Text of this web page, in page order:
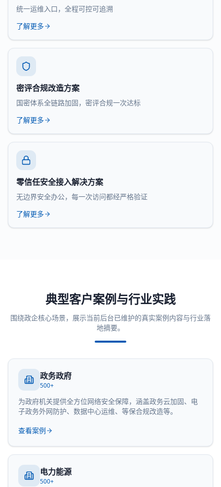
统一运维入口，全程可控可追溯
了解更多
密评合规改造方案
国密体系全链路加固，密评合规一次达标
了解更多
零信任安全接入解决方案
无边界安全办公，每一次访问都经严格验证
了解更多
典型客户案例与行业实践
围绕政企核心场景，展示当前后台已维护的真实案例内容与行业落
地摘要。
政务政府
500+
为政府机关提供全方位网络安全保障，涵盖政务云加固、电
子政务外网防护、数据中心运维、等保合规改造等。
查看案例
电力能源
500+